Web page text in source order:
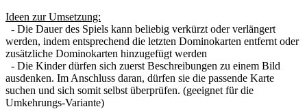
Ideen zur Umsetzung:
- Die Dauer des Spiels kann beliebig verkürzt oder verlängert
werden, indem entsprechend die letzten Dominokarten entfernt oder
zusätzliche Dominokarten hinzugefügt werden
- Die Kinder dürfen sich zuerst Beschreibungen zu einem Bild
ausdenken. Im Anschluss daran, dürfen sie die passende Karte
suchen und sich somit selbst überprüfen. (geeignet für die
Umkehrungs-Variante)